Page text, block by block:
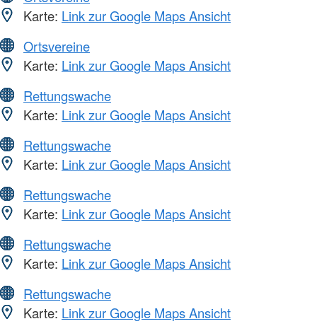
Karte: Link zur Google Maps Ansicht
Ortsvereine
Karte: Link zur Google Maps Ansicht
Rettungswache
Karte: Link zur Google Maps Ansicht
Rettungswache
Karte: Link zur Google Maps Ansicht
Rettungswache
Karte: Link zur Google Maps Ansicht
Rettungswache
Karte: Link zur Google Maps Ansicht
Rettungswache
Karte: Link zur Google Maps Ansicht